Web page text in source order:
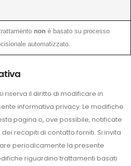
trattamento non è basato su processo
automatizzato.
riserva il diritto di modificare in
informativa privacy. Le modifiche
pagina o, ove possibile, notificate
recapiti di contatto forniti. Si invita
periodicamente la presente
riguardino trattamenti basati